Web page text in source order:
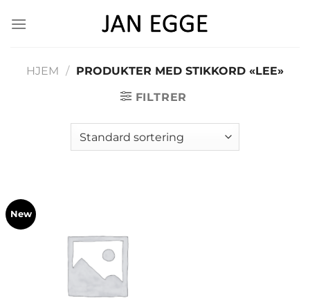
HJEM / PRODUKTER MED STIKKORD «LEE»
FILTRER
New